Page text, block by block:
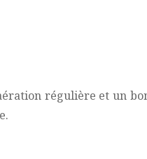
régulière et un